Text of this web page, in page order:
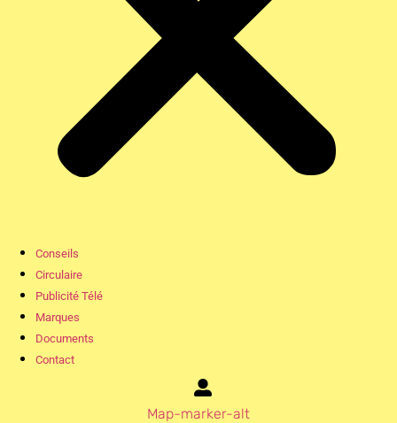
Conseils
Circulaire
Publicité Télé
Marques
Documents
Contact
Map-marker-alt